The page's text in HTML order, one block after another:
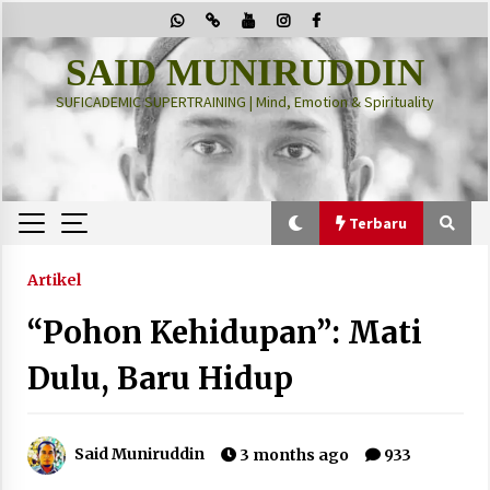
to
content
SAID MUNIRUDDIN
SUFICADEMIC SUPERTRAINING | Mind, Emotion & Spirituality
Terbaru
Terbaru
“Thuma’ninah”: Cara Agama Meregulasi Jiwa
yang Gelisah
2 months ago
PRABOWO!
Artikel
“Pohon Kehidupan”: Mati
Dulu, Baru Hidup
Said Muniruddin 3 months ago 933